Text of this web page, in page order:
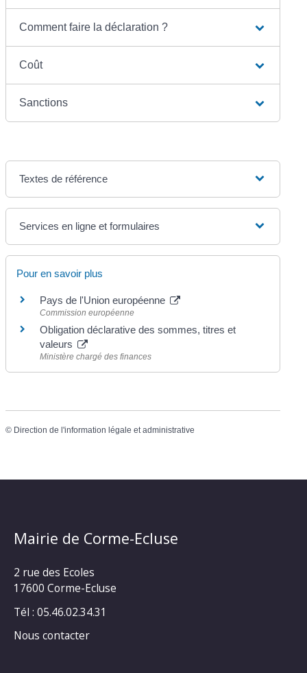
Comment faire la déclaration ?
Coût
Sanctions
Textes de référence
Services en ligne et formulaires
Pour en savoir plus
Pays de l'Union européenne
Commission européenne
Obligation déclarative des sommes, titres et
valeurs
Ministère chargé des finances
© Direction de l'information légale et administrative
Mairie de Corme-Ecluse
2 rue des Ecoles
17600 Corme-Ecluse
Tél : 05.46.02.34.31
Nous contacter